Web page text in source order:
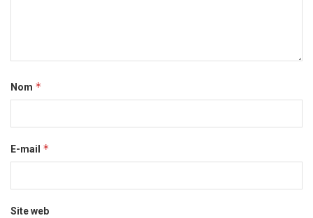
Nom *
E-mail *
Site web